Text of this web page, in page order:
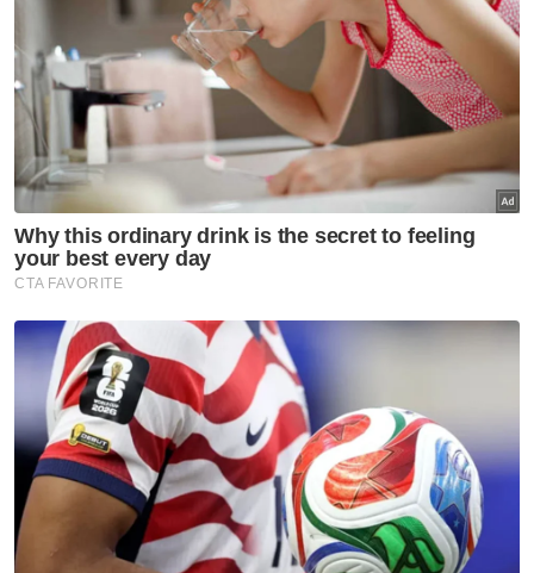
Penyelesaian
Artikel Disyorkan
Lidah Pengarang
Lidah Pengarang
Dadah musuh negara bukan
sekadar slogan
Lidah Pengarang
25kg dadah lolos di KLIA:
Integriti dipersoal